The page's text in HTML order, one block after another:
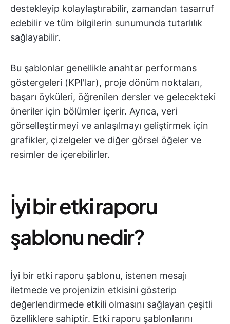
destekleyip kolaylaştırabilir, zamandan tasarruf
edebilir ve tüm bilgilerin sunumunda tutarlılık
sağlayabilir.
Bu şablonlar genellikle anahtar performans
göstergeleri (KPI'lar), proje dönüm noktaları,
başarı öyküleri, öğrenilen dersler ve gelecekteki
öneriler için bölümler içerir. Ayrıca, veri
görselleştirmeyi ve anlaşılmayı geliştirmek için
grafikler, çizelgeler ve diğer görsel öğeler ve
resimler de içerebilirler.
İyi bir etki raporu
şablonu nedir?
İyi bir etki raporu şablonu, istenen mesajı
iletmede ve projenizin etkisini gösterip
değerlendirmede etkili olmasını sağlayan çeşitli
özelliklere sahiptir. Etki raporu şablonlarını